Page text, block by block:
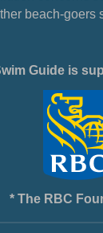
beach-goers
Guide is
* The RBC